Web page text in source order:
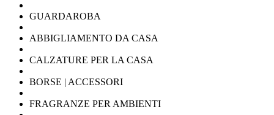
GUARDAROBA
ABBIGLIAMENTO DA CASA
CALZATURE PER LA CASA
BORSE | ACCESSORI
FRAGRANZE PER AMBIENTI